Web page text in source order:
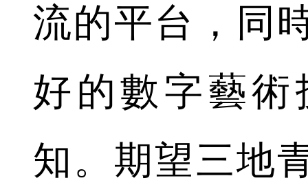
流的平台，同
好的數字藝
知。期望三地